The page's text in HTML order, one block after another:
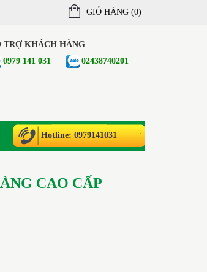
GIỎ HÀNG (0)
TRỢ KHÁCH HÀNG
0979 141 031
02438740201
Hotline: 0979141031
CAO CẤP